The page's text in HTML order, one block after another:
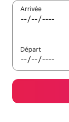
Arrivée
Départ